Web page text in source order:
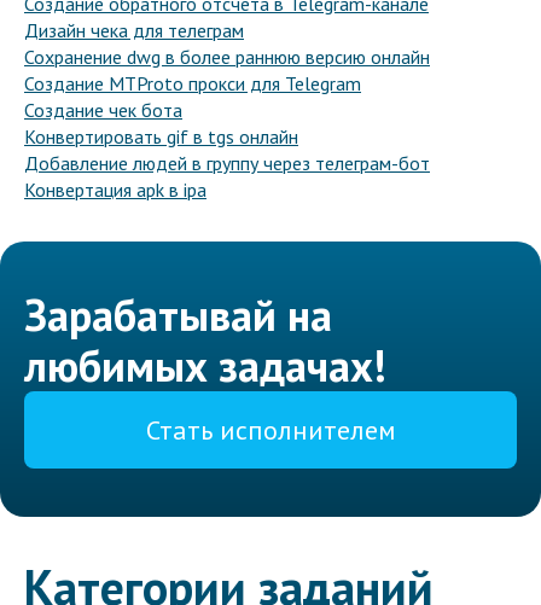
Дизайн чека для телеграм
Сохранение dwg в более раннюю версию онлайн
Создание MTProto прокси для Telegram
Создание чек бота
Конвертировать gif в tgs онлайн
Добавление людей в группу через телеграм-бот
Конвертация apk в ipa
Зарабатывай на
любимых задачах!
Стать исполнителем
Категории заданий